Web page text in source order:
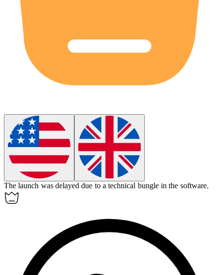
The launch was delayed due to a technical bungle in the software.